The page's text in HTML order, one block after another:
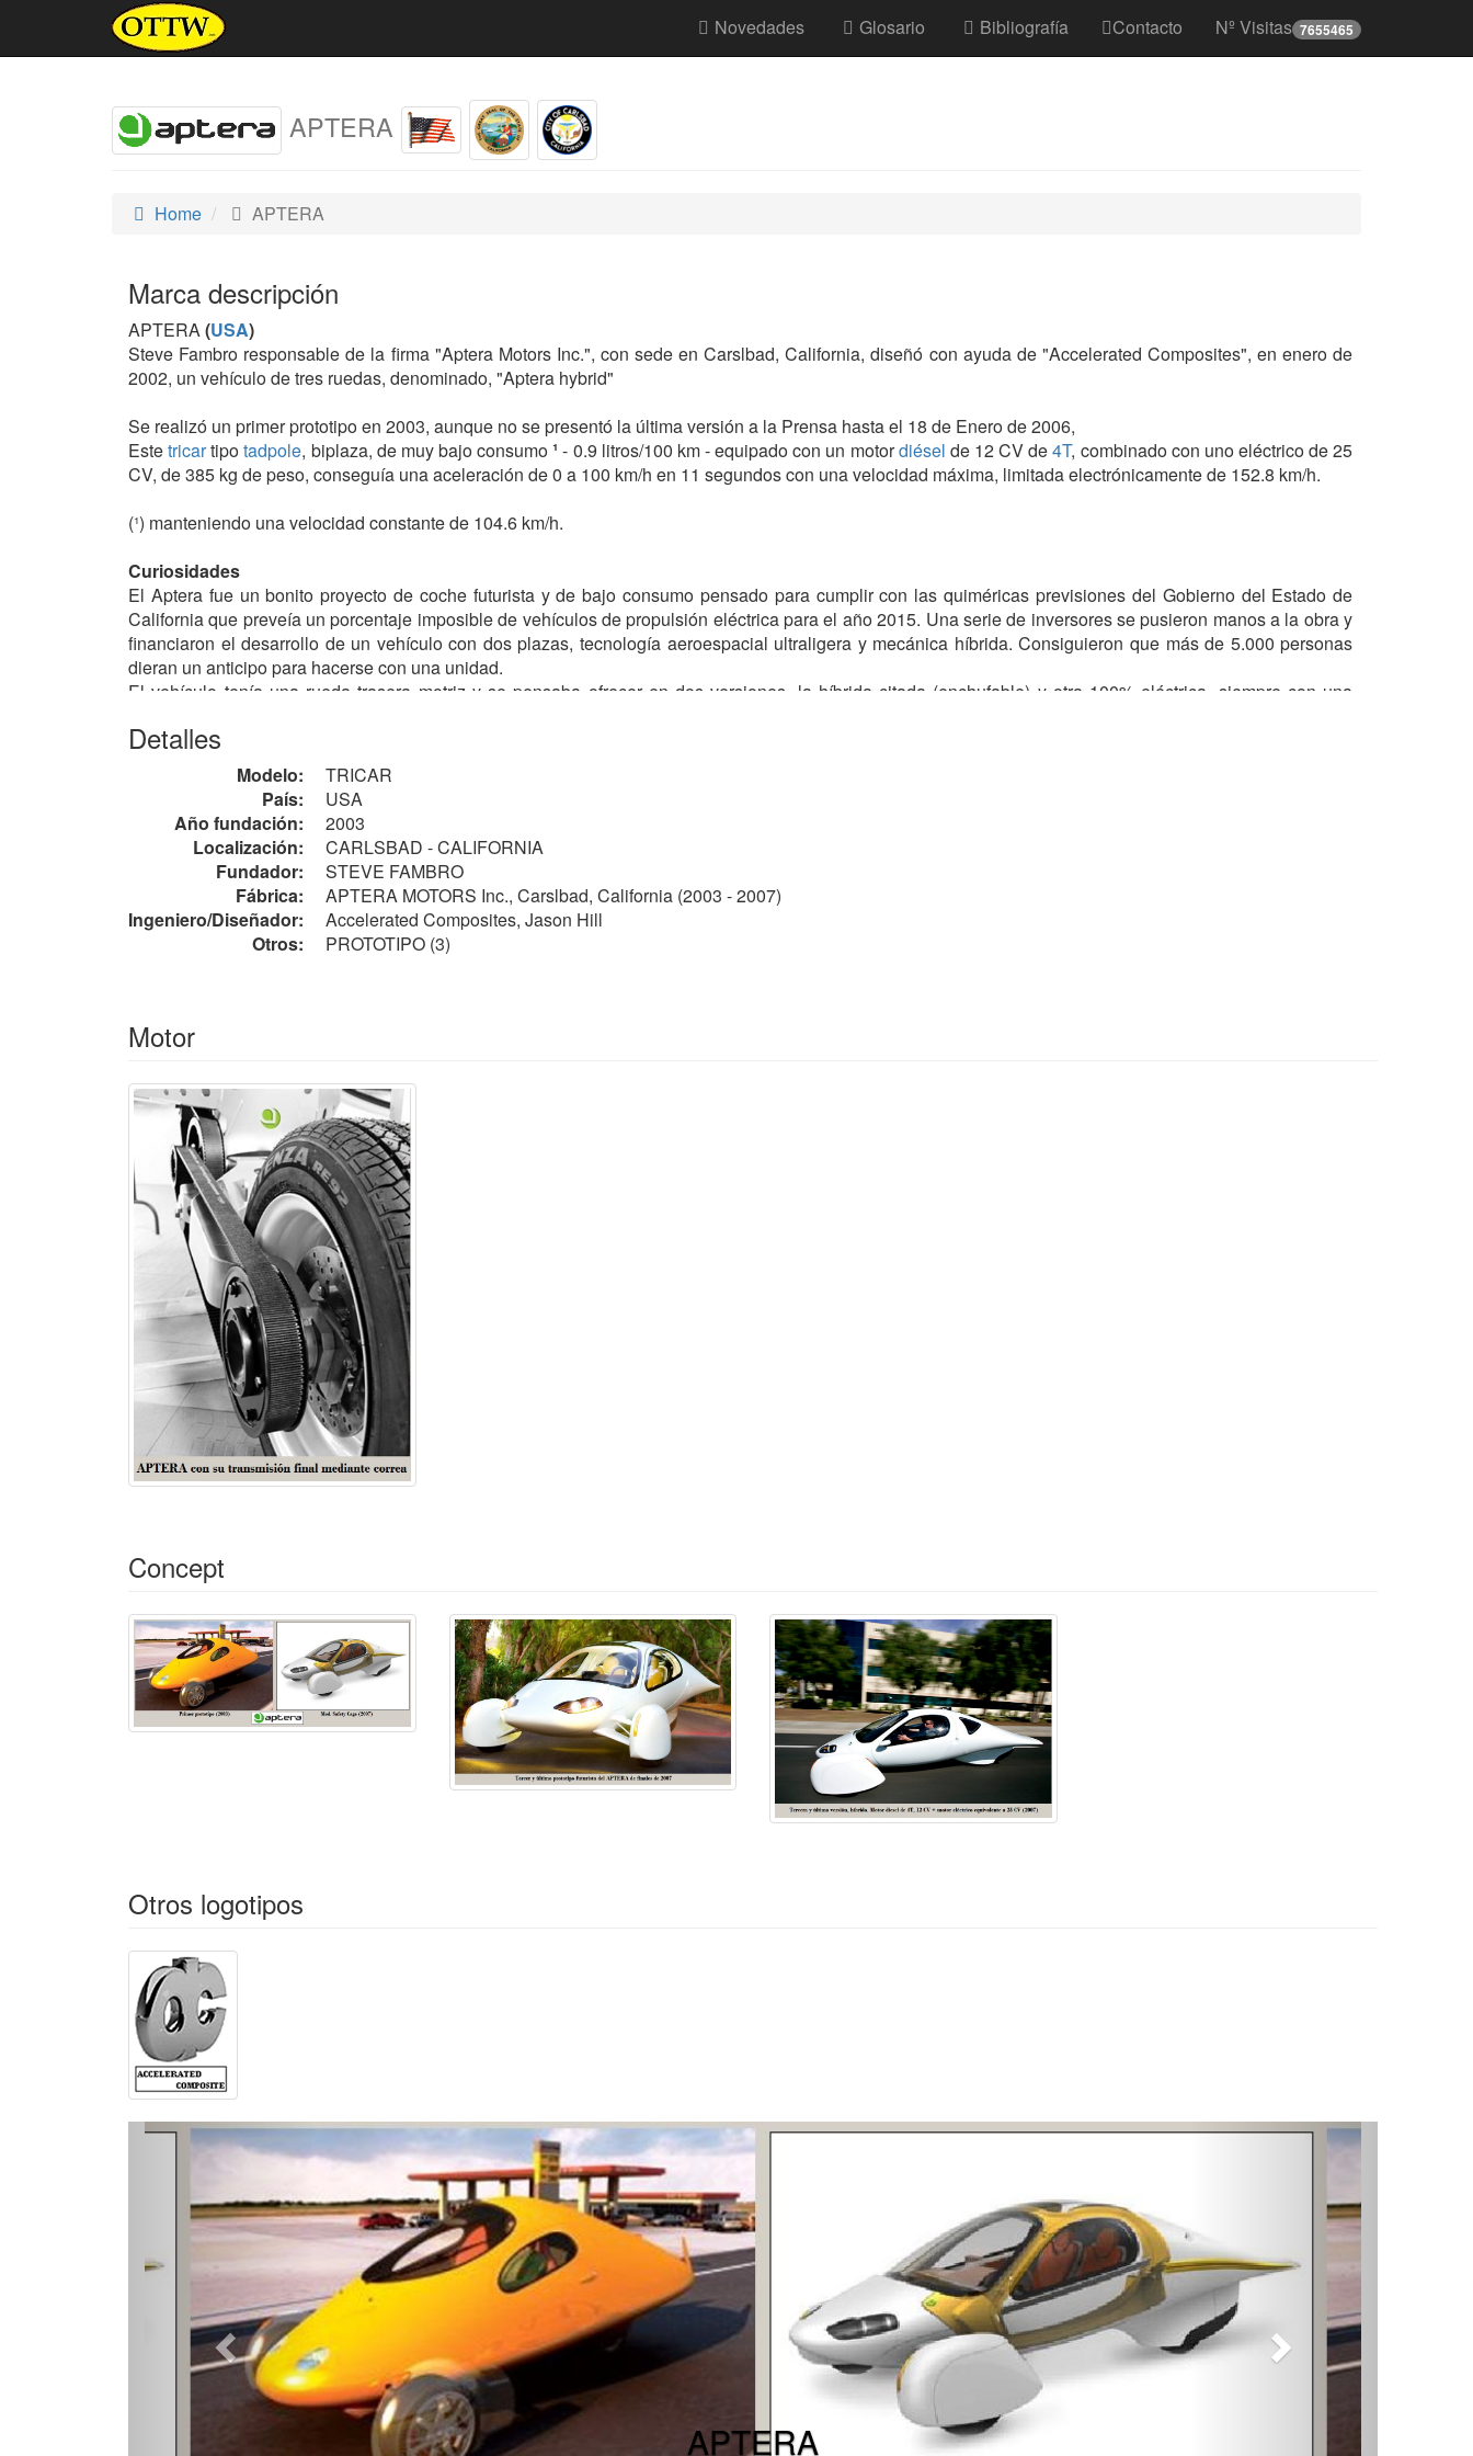
Novedades Glosario Bibliografía Contacto Nº Visitas 7655465
APTERA
Home APTERA
Marca descripción
APTERA(USA)
Steve Fambro responsable de la firma "Aptera Motors Inc.", con sede en Carslbad, California, diseñó con ayuda de "Accelerated Composites", en enero de
2002, un vehículo de tres ruedas, denominado, "Aptera hybrid"
Se realizó un primer prototipo en 2003, aunque no se presentó la última versión a la Prensa hasta el 18 de Enero de 2006,
Estetricartipotadpole, biplaza, de muy bajo consumo¹ - 0.9 litros/100 km - equipado con un motordiésel de 12 CV de4T, combinado con uno eléctrico de 25
CV, de 385 kg de peso, conseguía una aceleración de 0 a 100 km/h en 11 segundos con una velocidad máxima, limitada electrónicamente de 152.8 km/h.
(¹) manteniendo una velocidad constante de 104.6 km/h.
Curiosidades
El Aptera fue un bonito proyecto de coche futurista y de bajo consumo pensado para cumplir con las quiméricas previsiones del Gobierno del Estado de
California que preveía un porcentaje imposible de vehículos de propulsión eléctrica para el año 2015. Una serie de inversores se pusieron manos a la obra y
financiaron el desarrollo de un vehículo con dos plazas, tecnología aeroespacial ultraligera y mecánica híbrida. Consiguieron que más de 5.000 personas
dieran un anticipo para hacerse con una unidad.
El vehículo tenía una rueda trasera motriz y se pensaba ofrecer en dos versiones, la híbrida citada (enchufable) y otra 100% eléctrica, siempre con una
récord y con casi 4.40 metros de largo, apenas pesaba 385 kilos en vacío. Con un habitáculo parecido a la carlinga de una avioneta moderna, el Aptera se
quedó en un sueño de "iluminados" anticipados a su tiempo.
Pese a varias ampliaciones de capital y al desarrollo de varios prototipos, al final la empresa tuvo que devolver los anticipos de los clientes sin llegar a
entregar ninguna unidad ya que la crisis financiera mundial de 2008 le golpeó con fuerza y tras declararse en quiebra fue adquirida - como no - por unos
inversores chinos de los que, por el momento, se desconocen sus intenciones.
Steve Fambro, fundador de Aptera, figuró luego como uno de los asesores técnicos de
Detalles
Modelo:
TRICAR
País:
USA
Año fundación:
2003
Localización:
CARLSBAD - CALIFORNIA
Fundador:
STEVE FAMBRO
Fábrica:
APTERA MOTORS Inc., Carslbad, California (2003 - 2007)
Ingeniero/Diseñador:
Accelerated Composites, Jason Hill
Otros:
PROTOTIPO (3)
Motor
Concept
Otros logotipos
APTERA